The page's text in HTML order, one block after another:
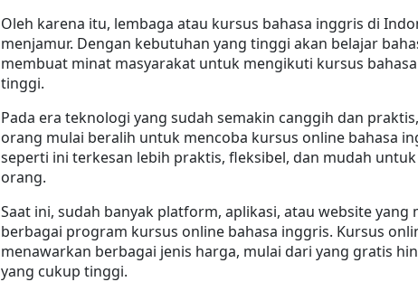
Oleh karena itu, lembaga atau kursus bahasa inggris di
menjamur. Dengan kebutuhan yang tinggi akan belajar
membuat minat masyarakat untuk mengikuti kursus
tinggi.
Pada era teknologi yang sudah semakin canggih dan
orang mulai beralih untuk mencoba kursus online bahasa
seperti ini terkesan lebih praktis, fleksibel, dan mudah
orang.
Saat ini, sudah banyak platform, aplikasi, atau website yang
berbagai program kursus online bahasa inggris. Kursus
menawarkan berbagai jenis harga, mulai dari yang gratis
yang cukup tinggi.